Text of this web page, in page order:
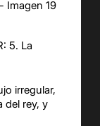
5. La
irregular,
del rey, y